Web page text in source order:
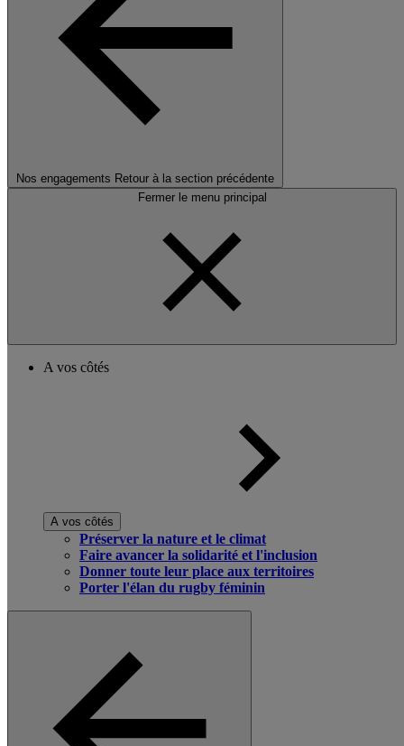
Nos engagements Retour à la section précédente
Fermer le menu principal
A vos côtés
A vos côtés
Préserver la nature et le climat
Faire avancer la solidarité et l'inclusion
Donner toute leur place aux territoires
Porter l'élan du rugby féminin